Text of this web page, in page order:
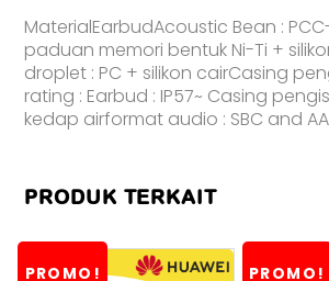
MaterialEarbudAcoustic Bean :
paduan memori bentuk Ni-Ti +
droplet : PC + silikon cairCasing
rating : Earbud : IP57~ Casing
kedap airformat audio : SBC and
PRODUK TERKAIT
PROMO! PROMO!